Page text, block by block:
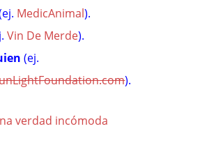
MedicAnimal).
Vin De Merde).
(ej.
).